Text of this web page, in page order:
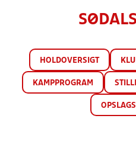
HOLDOVERSIGT
KAMPPROGRAM